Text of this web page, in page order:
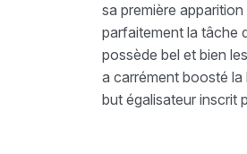
sa première
parfaitement la tâche
possède bel et bien
a carrément boosté la
but égalisateur inscrit